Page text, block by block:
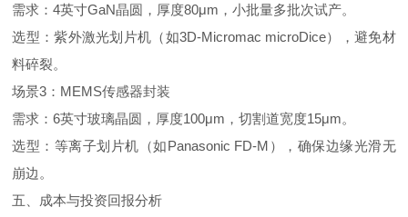
需求：4英寸GaN晶圆，厚度80μm ，小批量多批次试产。
选型：紫外激光划片机（如3D-Micromac microDice），避免材
料碎裂。
场景3 ： MEMS传感器封装
需求：6英寸玻璃晶圆，厚度100μm ，切割道宽度15μm。
选型：等离子划片机（如Panasonic FD-M ），确保边缘光滑无
崩边。
五、成本与投资回报分析